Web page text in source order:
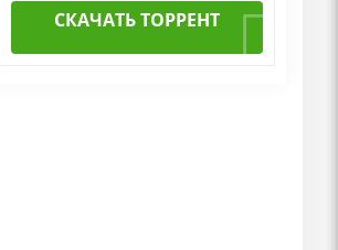
СКАЧАТЬ ТОРРЕНТ